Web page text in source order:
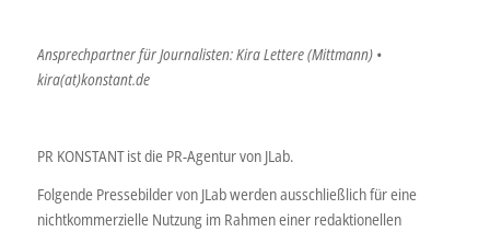
Ansprechpartner für Journalisten: Kira Lettere (Mittmann) •
kira(at)konstant.de
PR KONSTANT ist die PR-Agentur von JLab.
Folgende Pressebilder von JLab werden ausschließlich für eine
nichtkommerzielle Nutzung im Rahmen einer redaktionellen